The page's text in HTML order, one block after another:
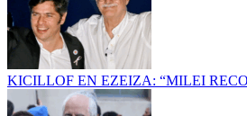
KICILLOF EN EZEIZA: “MILEI